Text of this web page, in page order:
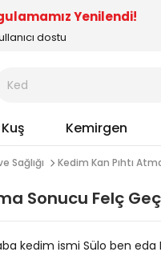
Yenilendi!
dostu
Kuş Kemirgen
Sağlığı Kedim Kan Pıhtı
Sonucu Felç
kedim ismi Sülo ben eda